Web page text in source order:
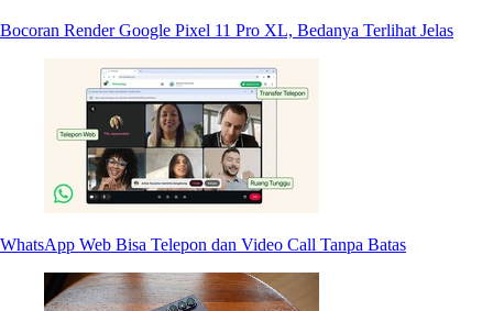
Bocoran Render Google Pixel 11 Pro XL, Bedanya Terlihat Jelas
WhatsApp Web Bisa Telepon dan Video Call Tanpa Batas